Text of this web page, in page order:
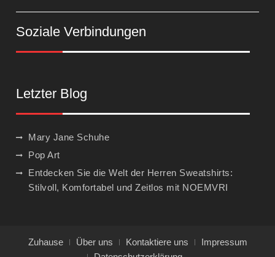
Soziale Verbindungen
Letzter Blog
Mary Jane Schuhe
Pop Art
Entdecken Sie die Welt der Herren Sweatshirts:
Stilvoll, Komfortabel und Zeitlos mit NOEMVRI
Zuhause Über uns Kontaktiere uns
Impressum